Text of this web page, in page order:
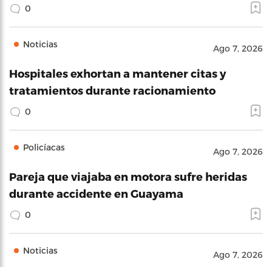
0
Noticias Ago 7, 2026
Hospitales exhortan a mantener citas y
tratamientos durante racionamiento
0
Policíacas Ago 7, 2026
Pareja que viajaba en motora sufre heridas
durante accidente en Guayama
0
Noticias Ago 7, 2026